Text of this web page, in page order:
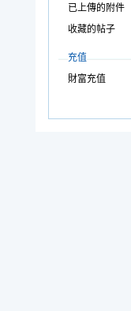
已上傳的附件
收藏的帖子
充值
財富充值